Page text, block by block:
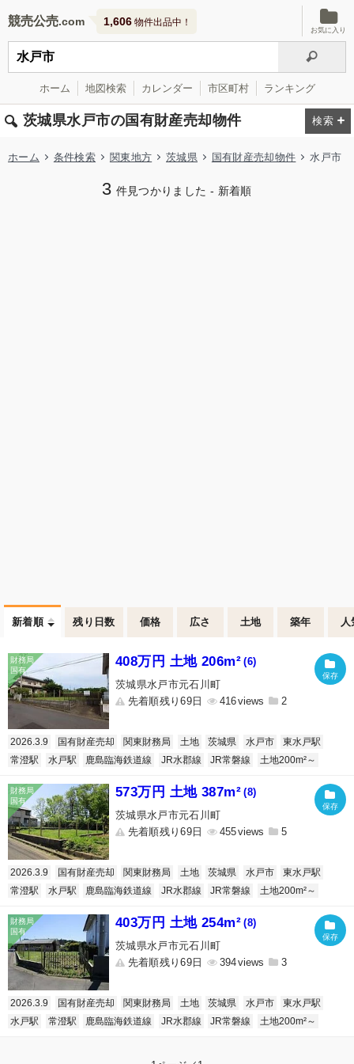
競売公売 1,606 物件出品中！
お気に入り
ホーム 地図検索 カレンダー 市区町村 ランキング
茨城県水戸市の国有財産売却物件
ホーム 条件検索 関東地方 茨城県 国有財産売却物件 水戸市
3 件見つかりました - 新着順
新着順 残り日数 価格 広さ 土地 築年 人
408万円 土地 206m² (6)
茨城県水戸市元石川町
先着順残り69日
416 2
2026.3.9 国有財産売却 関東財務局 土地 茨城県 水戸市
東水戸駅
常澄駅
水戸駅 鹿島臨海鉄道線 JR水郡線 JR常磐線 土地200m²～
573万円 土地 387m² (8)
茨城県水戸市元石川町
先着順残り69日
455 5
2026.3.9 国有財産売却 関東財務局 土地 茨城県 水戸市
東水戸駅
常澄駅
水戸駅 鹿島臨海鉄道線 JR水郡線 JR常磐線 土地200m²～
403万円 土地 254m² (8)
茨城県水戸市元石川町
先着順残り69日
394 3
2026.3.9 国有財産売却 関東財務局 土地 茨城県 水戸市
東水戸駅
水戸駅
常澄駅 鹿島臨海鉄道線 JR水郡線 JR常磐線 土地200m²～